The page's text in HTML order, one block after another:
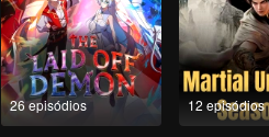
26 episódios 12 episódios